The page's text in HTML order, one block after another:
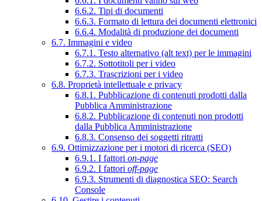
6.6.2. Tipi di documenti
6.6.3. Formato di lettura dei documenti elettronici
6.6.4. Modalità di produzione dei documenti
6.7. Immagini e video
6.7.1. Testo alternativo (alt text) per le immagini
6.7.2. Sottotitoli per i video
6.7.3. Trascrizioni per i video
6.8. Proprietà intellettuale e privacy
6.8.1. Pubblicazione di contenuti prodotti dalla
Pubblica Amministrazione
6.8.2. Pubblicazione di contenuti non prodotti
dalla Pubblica Amministrazione
6.8.3. Consenso dei soggetti ritratti
6.9. Ottimizzazione per i motori di ricerca (SEO)
6.9.1. I fattori on-page
6.9.2. I fattori off-page
6.9.3. Strumenti di diagnostica SEO: Search
Console